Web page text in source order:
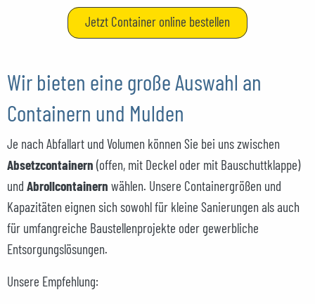
Jetzt Container online bestellen
Wir bieten eine große Auswahl an
Containern und Mulden
Je nach Abfallart und Volumen können Sie bei uns zwischen
Absetzcontainern (offen, mit Deckel oder mit Bauschuttklappe)
und Abrollcontainern wählen. Unsere Containergrößen und
Kapazitäten eignen sich sowohl für kleine Sanierungen als auch
für umfangreiche Baustellenprojekte oder gewerbliche
Entsorgungslösungen.
Unsere Empfehlung: